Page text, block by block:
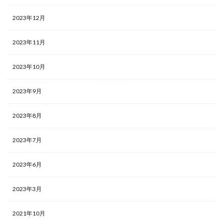
2023年12月
2023年11月
2023年10月
2023年9月
2023年8月
2023年7月
2023年6月
2023年3月
2021年10月